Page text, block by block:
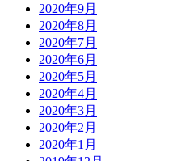
2020年9月
2020年8月
2020年7月
2020年6月
2020年5月
2020年4月
2020年3月
2020年2月
2020年1月